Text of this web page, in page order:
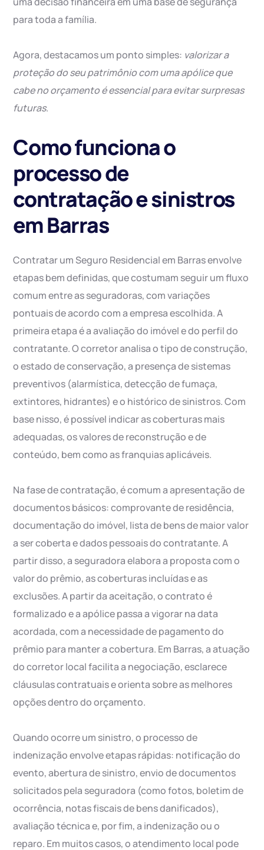
para toda a família.
Agora, destacamos um ponto simples: valorizar a
proteção do seu patrimônio com uma apólice que
cabe no orçamento é essencial para evitar surpresas
futuras.
Como funciona o
processo de
contratação e sinistros
em Barras
Contratar um Seguro Residencial em Barras envolve
etapas bem definidas, que costumam seguir um fluxo
comum entre as seguradoras, com variações
pontuais de acordo com a empresa escolhida. A
primeira etapa é a avaliação do imóvel e do perfil do
contratante. O corretor analisa o tipo de construção,
o estado de conservação, a presença de sistemas
preventivos (alarmística, detecção de fumaça,
extintores, hidrantes) e o histórico de sinistros. Com
base nisso, é possível indicar as coberturas mais
adequadas, os valores de reconstrução e de
conteúdo, bem como as franquias aplicáveis.
Na fase de contratação, é comum a apresentação de
documentos básicos: comprovante de residência,
documentação do imóvel, lista de bens de maior valor
a ser coberta e dados pessoais do contratante. A
partir disso, a seguradora elabora a proposta com o
valor do prêmio, as coberturas incluídas e as
exclusões. A partir da aceitação, o contrato é
formalizado e a apólice passa a vigorar na data
acordada, com a necessidade de pagamento do
prêmio para manter a cobertura. Em Barras, a atuação
do corretor local facilita a negociação, esclarece
cláusulas contratuais e orienta sobre as melhores
opções dentro do orçamento.
Quando ocorre um sinistro, o processo de
indenização envolve etapas rápidas: notificação do
evento, abertura de sinistro, envio de documentos
solicitados pela seguradora (como fotos, boletim de
ocorrência, notas fiscais de bens danificados),
avaliação técnica e, por fim, a indenização ou o
reparo. Em muitos casos, o atendimento local pode